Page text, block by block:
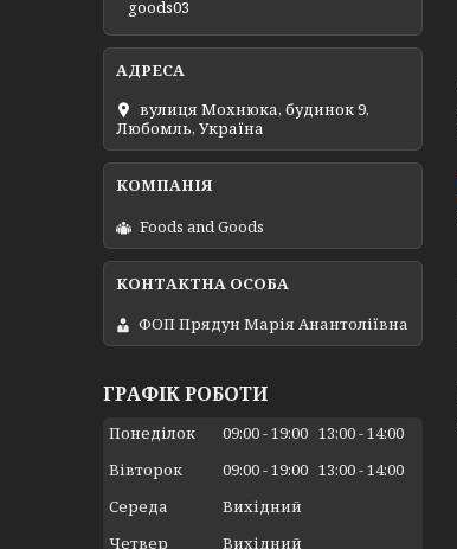
goods03
вулиця Мохнюка, будинок 9,
Любомль, Україна
Foods and Goods
ФОП Прядун Марія Анантоліївна
ГРАФІК РОБОТИ
Понеділок 09:00 19:00 13:00 14:00
Вівторок
09:00 19:00 13:00 14:00
Середа
Вихідний
Четвер
Вихідний